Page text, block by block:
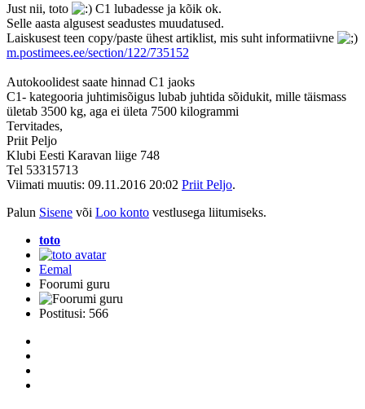
Just nii, toto
C1 lubadesse ja kõik ok.
Selle aasta algusest seadustes muudatused.
Laiskusest teen copy/paste ühest artiklist, mis suht informatiivne
m.postimees.ee/section/122/735152
Autokoolidest saate hinnad C1 jaoks
C1- kategooria juhtimisõigus lubab juhtida sõidukit, mille täismass
ületab 3500 kg, aga ei ületa 7500 kilogrammi
Tervitades,
Priit Peljo
Klubi Eesti Karavan liige 748
Tel 53315713
Viimati muutis: 09.11.2016 20:02 Priit Peljo.
Palun Sisene või Loo konto vestlusega liitumiseks.
toto
Eemal
Foorumi guru
Postitusi: 566